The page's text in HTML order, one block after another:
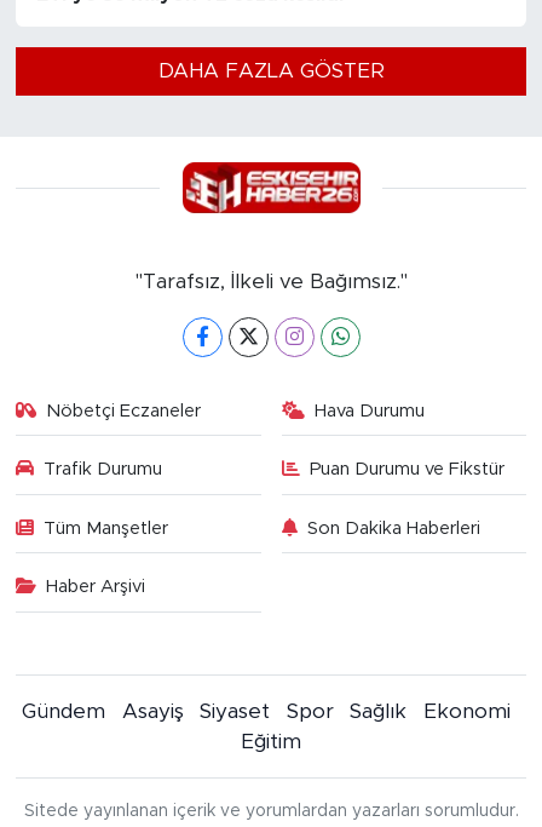
DAHA FAZLA GÖSTER
"Tarafsız, İlkeli ve Bağımsız."
Nöbetçi Eczaneler Hava Durumu
Trafik Durumu Puan Durumu ve Fikstür
Tüm Manşetler Son Dakika Haberleri
Haber Arşivi
Gündem Asayiş Siyaset Spor Sağlık
Ekonomi
Eğitim
Sitede yayınlanan içerik ve yorumlardan yazarları sorumludur.